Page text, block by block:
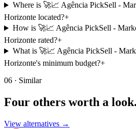
Where is 🚀📈 Agência PickSell -
Horizonte located?+
How is 🚀📈 Agência PickSell -
Horizonte rated?+
What is 🚀📈 Agência PickSell -
Horizonte's minimum budget?+
06 · Similar
Four others worth a look.
View alternatives →